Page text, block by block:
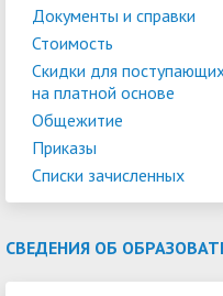
Документы и справки
Стоимость
Скидки для
на платной основе
Общежитие
Приказы
Списки зачисленных
СВЕДЕНИЯ ОБ